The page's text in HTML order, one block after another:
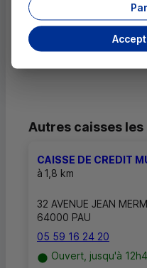
Comment savoir si
horaires
aux rendez-vous ?
Autres caisses
CAISSE DE CREDIT
à 1,8 km
32 AVENUE JEAN
64000 PAU
05 59 16 24 20
Ouvert, jusqu'à